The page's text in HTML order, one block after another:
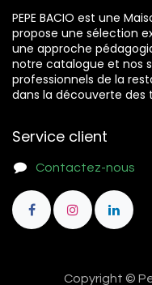
PEPE BACIO est une
propose une sélection
une approche
notre catalogue et nos
professionnels de la
dans la découverte des
Service client
Contactez-nous
Copyright ©